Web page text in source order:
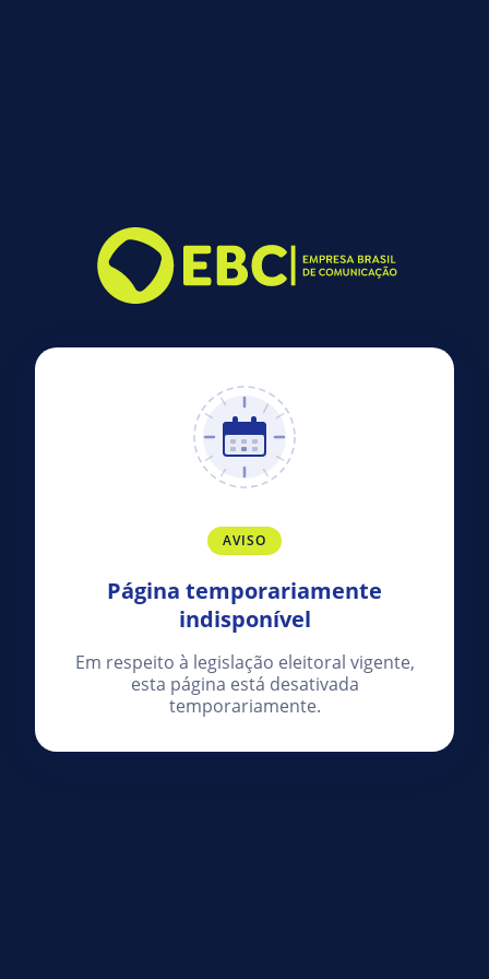
AVISO
Página temporariamente
indisponível
Em respeito à legislação eleitoral vigente,
esta página está desativada
temporariamente.